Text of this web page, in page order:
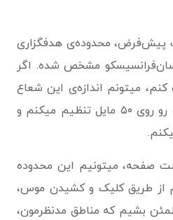
پیش‌فرض، محدوده‌ی هدفگزاری
اطراف سان‌فرانسیسکو مشخص شده. اگر
میتونم اندازه‌ی این شعاع
رو ویرایش کنم. این اندازه رو روی ۵۰ مایل تنظیم میکنم و
صفحه، میتونیم این محدوده
از طریق کلیک و کشیدن موس،
بشیم که مناطق مدنظرمون،